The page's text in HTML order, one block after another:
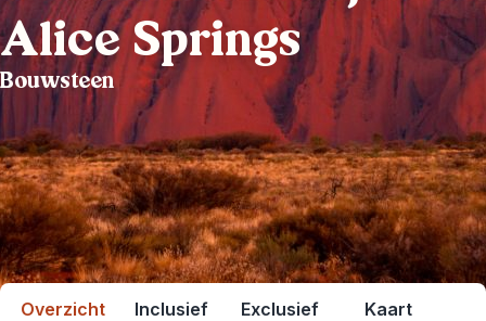
Alice Springs
Bouwsteen
Overzicht Inclusief Exclusief Kaart